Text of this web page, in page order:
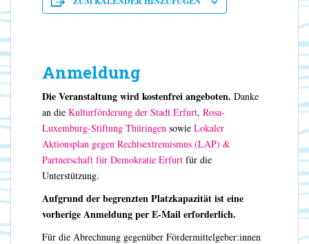
Anmeldung
Die Veranstaltung wird kostenfrei angeboten. Danke
an die Kulturförderung der Stadt Erfurt, Rosa-
Luxemburg-Stiftung Thüringen sowie Lokaler
Aktionsplan gegen Rechtsextremismus (LAP) &
Partnerschaft für Demokratie Erfurt für die
Unterstützung.
Aufgrund der begrenzten Platzkapazität ist eine
vorherige Anmeldung per E-Mail erforderlich.
Für die Abrechnung gegenüber Fördermittelgeber:innen